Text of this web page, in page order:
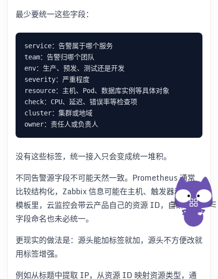
最少要统一这些字段：
没有这些标签，统一接入只会变成统一堆积。
不同告警源字段不可能天然一致。Prometheus 通常
比较结构化，Zabbix 信息可能在主机、触发器和消息
模板里，云监控会带云产品自己的资源 ID，自研系统
字段命名也未必统一。
更现实的做法是：源头能加标签就加，源头不方便改就
用标签增强。
例如从标题中提取 IP，从资源 ID 映射资源类型，通